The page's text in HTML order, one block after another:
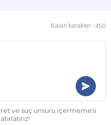
Kalan karakter : 450
ve suç unsuru içermemesi